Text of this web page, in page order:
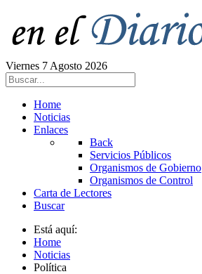
Viernes 7 Agosto 2026
Home
Noticias
Enlaces
Back
Servicios Públicos
Organismos de Gobierno
Organismos de Control
Carta de Lectores
Buscar
Está aquí:
Home
Noticias
Política